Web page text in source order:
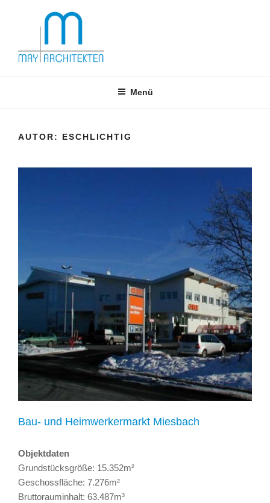
Menü
AUTOR: ESCHLICHTIG
Bau- und Heimwerkermarkt Miesbach
Objektdaten
Grundstücksgröße: 15.352m²
Geschossfläche: 7.276m²
Bruttorauminhalt: 63.487m³